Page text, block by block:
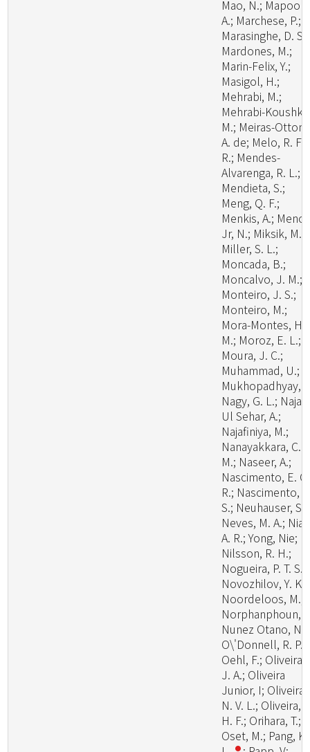
Mao, N.; Mapook,
A.; Marchese, P.;
Marasinghe, D. S.;
Mardones, M.;
Marin-Felix, Y.;
Masigol, H.;
Mehrabi, M.;
Mehrabi-Koushki,
M.; Meiras-Ottoni,
A. de; Melo, R. F.
R.; Mendes-
Alvarenga, R. L.;
Mendieta, S.;
Meng, Q. F.;
Menkis, A.;
Jr, N.; Miksik, M.;
Miller, S. L.;
Moncada, B.;
Moncalvo, J. M.;
Monteiro, J. S.;
Monteiro, M.;
Mora-Montes, H.
M.; Moroz, E. L.;
Moura, J. C.;
Muhammad, U.;
Mukhopadhyay,
Nagy, G. L.;
Ul Sehar, A.;
Najafiniya, M.;
Nanayakkara, C.
M.; Naseer, A.;
Nascimento, E. C.
R.; Nascimento,
S.; Neuhauser, S.;
Neves, M. A.;
A. R.; Yong, Nie;
Nilsson, R. H.;
Nogueira, P. T. S.;
Novozhilov, Y. K.;
Noordeloos, M.;
Norphanphoun,
Nunez Otano, N.;
O\'Donnell, R. P.;
Oehl, F.; Oliveira,
J. A.; Oliveira
Junior, I; Oliveira,
N. V. L.; Oliveira,
H. F.; Orihara, T.;
Oset, M.; Pang, K.